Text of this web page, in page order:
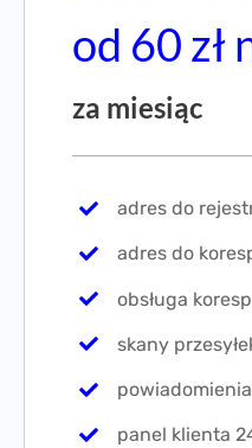
od 60 zł
za miesiąc
adres do
adres do
obsługa
skany
panel klienta